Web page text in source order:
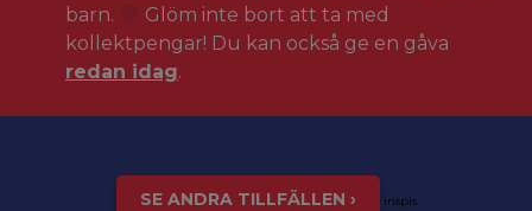
barn.
Glöm inte bort att ta med
kollektpengar! Du kan också ge en gåva
redan idag.
SE ANDRA TILLFÄLLEN › inspis